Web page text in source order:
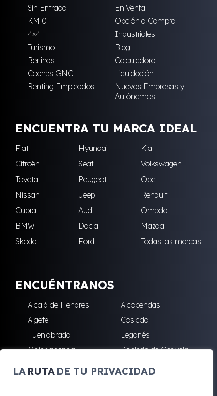
LA RUTA DE TU PRIVACIDAD
Sin Entrada
En Venta
KM 0
Opción a Compra
4×4
Industriales
Turismo
Blog
Berlinas
Calculadora
Coches GNC
Liquidación
Renting Empleados
Nuevas Empresas y
Autónomos
ENCUENTRA TU MARCA IDEAL
Fiat Hyundai
Kia
Citroën
Seat
Volkswagen
Toyota
Peugeot
Opel
Nissan
Jeep
Renault
Cupra
Audi
Omoda
BMW
Dacia
Mazda
Skoda
Ford Todas las marcas
ENCUÉNTRANOS
Alcalá de Henares
Alcobendas
Algete
Coslada
Fuenlabrada
Leganés
Majadahonda
Robledo de Chavela
Reyes